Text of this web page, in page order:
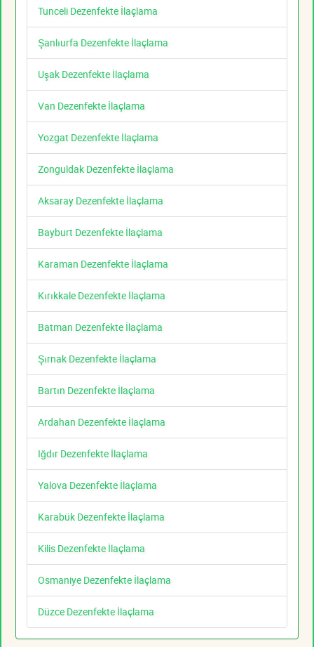
Tunceli Dezenfekte İlaçlama
Şanlıurfa Dezenfekte İlaçlama
Uşak Dezenfekte İlaçlama
Van Dezenfekte İlaçlama
Yozgat Dezenfekte İlaçlama
Zonguldak Dezenfekte İlaçlama
Aksaray Dezenfekte İlaçlama
Bayburt Dezenfekte İlaçlama
Karaman Dezenfekte İlaçlama
Kırıkkale Dezenfekte İlaçlama
Batman Dezenfekte İlaçlama
Şırnak Dezenfekte İlaçlama
Bartın Dezenfekte İlaçlama
Ardahan Dezenfekte İlaçlama
Iğdır Dezenfekte İlaçlama
Yalova Dezenfekte İlaçlama
Karabük Dezenfekte İlaçlama
Kilis Dezenfekte İlaçlama
Osmaniye Dezenfekte İlaçlama
Düzce Dezenfekte İlaçlama